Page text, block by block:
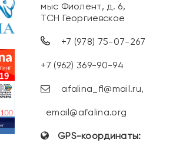
мыс Фиолент, д. 6,
ТСН Георгиевское
+7 (978) 75-07-267
+7 (962) 369-90-94
afalina_fl@mail.ru,
email@afalina.org
GPS-координаты: